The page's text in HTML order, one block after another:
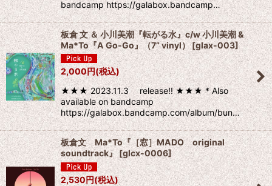
bandcamp https://galabox.bandcamp…
板倉 文 ＆ 小川美潮『転がる水』c/w 小川美潮 &
Ma*To『A Go-Go』（7” vinyl） [glax-003]
2,000円(税込)
★★★ 2023.11.3 release!! ★★★ * Also
available on bandcamp
https://galabox.bandcamp.com/album/bun…
板倉文 Ma*To『［窓］MADO original
soundtrack』[glcx-0006]
2,530円(税込)